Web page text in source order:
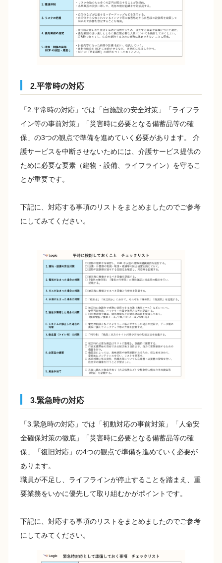
2.平常時の対応
「2.平常時の対応」では「自施設の安全対策」「ライフラ
イン等の事前対策」「災害時に必要となる備蓄品等の確
保」の3つの観点で準備を進めていく必要があります。 介
護サービスを中断させないためには、介護サービス提供の
ために必要な要素（建物・設備、ライフライン）を守るこ
とが重要です。
下記に、対応する事項のリストをまとめましたのでご参考
にしてみてください。
3.緊急時の対応
「3.緊急時の対応」では「初動対応の事前対策」「人命安
全確保対策の徹底」「災害時に必要となる備蓄品等の確
保」「復旧対応」の4つの観点で準備を進めていく必要が
あります。
職員が不足し、ライフラインが停止することを踏まえ、重
要業務をいかに優先して取り組むかがポイントです。
下記に、対応する事項のリストをまとめましたのでご参考
にしてみてください。